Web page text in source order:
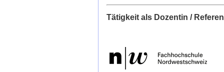
Tätigkeit als Dozentin /